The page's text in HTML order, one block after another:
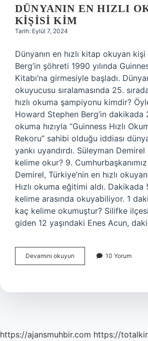
DÜNYANIN EN HIZLI
KIŞISI KIM
Tarih: Eylül 7, 2024
Dünyanın en hızlı kitap okuyan
Berg’in şöhreti 1990 yılında
Kitabı’na girmesiyle başladı.
okuyucusu sıralamasında 25.
hızlı okuma şampiyonu kimdir?
Howard Stephen Berg’in
okuma hızıyla “Guinness Hızlı
Rekoru” sahibi olduğu iddiası
yankı uyandırdı. Süleyman
kelime okur? 9.
Demirel, Türkiye’nin en hızlı
Hızlı okuma eğitimi aldı.
kelime arasında okuyabiliyor. 1
kaç kelime okumuştur? Silifke
giden 12 yaşındaki Enes Acun,
Devamını okuyun Dünyanın
En
Kişisi
10 Yorum
https://ajansmuhbir.com https://